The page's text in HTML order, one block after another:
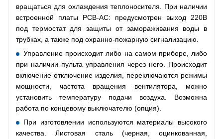
вращаться для охлаждения теплоносителя. При наличии
встроенной платы РСВ-АС: предусмотрен выход 220В
под термостат для защиты от замораживания воды в
трубках, а также под охранно-пожарную сигнализацию.
Управление происходит либо на самом приборе, либо
при наличии пульта управления через него. Происходит
включение отключение изделия, переключаются режимы
мощности, частота вращения вентилятора, можно
установить температуру подачи воздуха. Возможна
работа по концевому выключателю (опция).
При изготовлении используются материалы высокого
качества. Листовая сталь (черная, оцинкованная,